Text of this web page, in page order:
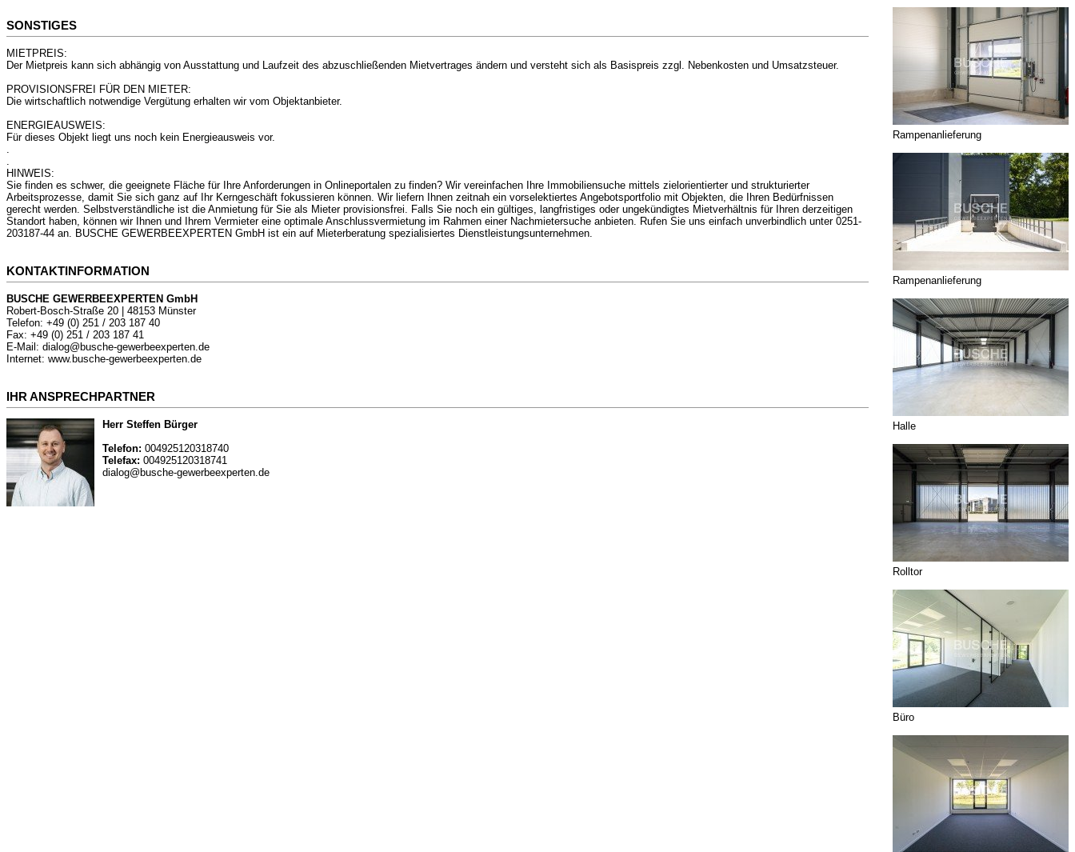
SONSTIGES
MIETPREIS:
Der Mietpreis kann sich abhängig von Ausstattung und Laufzeit des abzuschließenden Mietvertrages ändern und versteht sich als Basispreis zzgl. Nebenkosten und Umsatzsteuer.
PROVISIONSFREI FÜR DEN MIETER:
Die wirtschaftlich notwendige Vergütung erhalten wir vom Objektanbieter.
ENERGIEAUSWEIS:
Für dieses Objekt liegt uns noch kein Energieausweis vor.
.
.
HINWEIS:
Sie finden es schwer, die geeignete Fläche für Ihre Anforderungen in Onlineportalen zu finden? Wir vereinfachen Ihre Immobiliensuche mittels zielorientierter und strukturierter
Arbeitsprozesse, damit Sie sich ganz auf Ihr Kerngeschäft fokussieren können. Wir liefern Ihnen zeitnah ein vorselektiertes Angebotsportfolio mit Objekten, die Ihren Bedürfnissen
gerecht werden. Selbstverständliche ist die Anmietung für Sie als Mieter provisionsfrei. Falls Sie noch ein gültiges, langfristiges oder ungekündigtes Mietverhältnis für Ihren derzeitigen
Standort haben, können wir Ihnen und Ihrem Vermieter eine optimale Anschlussvermietung im Rahmen einer Nachmietersuche anbieten. Rufen Sie uns einfach unverbindlich unter 0251-
203187-44 an. BUSCHE GEWERBEEXPERTEN GmbH ist ein auf Mieterberatung spezialisiertes Dienstleistungsunternehmen.
KONTAKTINFORMATION
BUSCHE GEWERBEEXPERTEN GmbH
Robert-Bosch-Straße 20 | 48153 Münster
Telefon: +49 (0) 251 / 203 187 40
Fax: +49 (0) 251 / 203 187 41
E-Mail: dialog@busche-gewerbeexperten.de
Internet: www.busche-gewerbeexperten.de
IHR ANSPRECHPARTNER
Herr Steffen Bürger
Telefon: 004925120318740
Telefax: 004925120318741
dialog@busche-gewerbeexperten.de
Rampenanlieferung
Rampenanlieferung
Halle
Rolltor
Büro